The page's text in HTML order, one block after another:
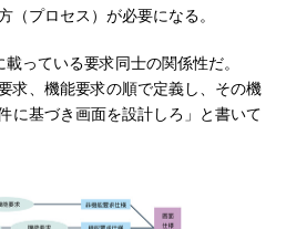
（プロセス）が必要になる。
っている要求同士の関係性だ。
求、機能要求の順で定義し、その機
に基づき画面を設計しろ」と書いて